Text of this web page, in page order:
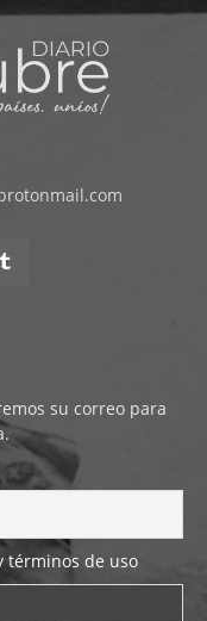
su correo para
términos de uso